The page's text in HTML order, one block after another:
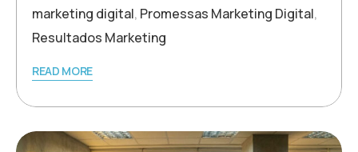
marketing digital, Promessas Marketing Digital,
Resultados Marketing
READ MORE